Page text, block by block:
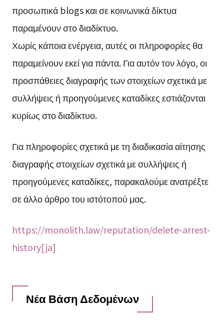
προσωπικά blogs και σε κοινωνικά δίκτυα
παραμένουν στο διαδίκτυο.
Χωρίς κάποια ενέργεια, αυτές οι πληροφορίες θα
παραμείνουν εκεί για πάντα. Για αυτόν τον λόγο, οι
προσπάθειες διαγραφής των στοιχείων σχετικά με
συλλήψεις ή προηγούμενες καταδίκες εστιάζονται
κυρίως στο διαδίκτυο.
Για πληροφορίες σχετικά με τη διαδικασία αίτησης
διαγραφής στοιχείων σχετικά με συλλήψεις ή
προηγούμενες καταδίκες, παρακαλούμε ανατρέξτε
σε άλλο άρθρο του ιστότοπού μας.
https://monolith.law/reputation/delete-arrest-
history[ja]
Νέα Βάση Δεδομένων